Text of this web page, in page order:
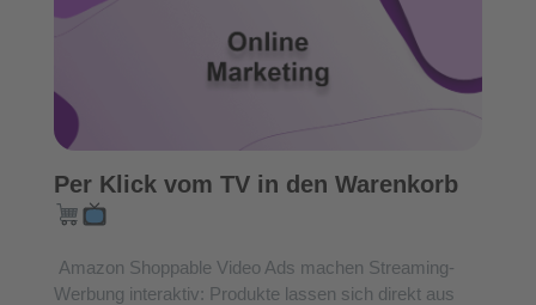
Per Klick vom TV in den Warenkorb
Amazon Shoppable Video Ads machen Streaming-
Werbung interaktiv: Produkte lassen sich direkt aus